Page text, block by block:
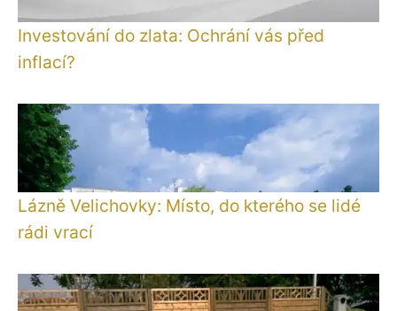
Investování do zlata: Ochrání vás před
inflací?
Lázně Velichovky: Místo, do kterého se lidé
rádi vrací